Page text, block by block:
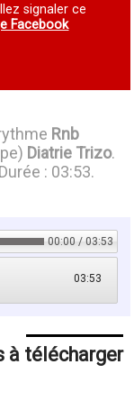
signaler ce
Facebook
Rnb
Diatrie Trizo.
: 03:53.
00:00 / 03:53
03:53
à télécharger